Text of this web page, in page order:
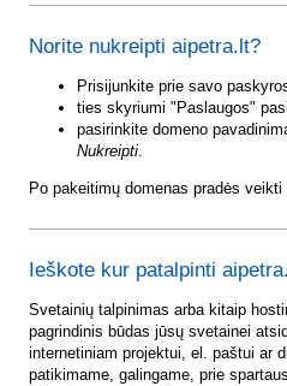
Norite nukreipti aipetra.lt?
Prisijunkite prie savo
ties skyriumi "Paslaugos"
pasirinkite domeno
Nukreipti.
Po pakeitimų domenas pradės veikti
Ieškote kur patalpinti
Svetainių talpinimas arba kitaip
pagrindinis būdas jūsų svetainei
internetiniam projektui, el. paštui ar
patikimame, galingame, prie